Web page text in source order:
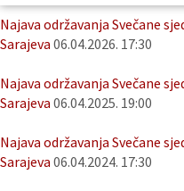
Najava održavanja Svečane
Sarajeva 06.04.2026. 17:30
Najava održavanja Svečane
Sarajeva 06.04.2025. 19:00
Najava održavanja Svečane
Sarajeva 06.04.2024. 17:30